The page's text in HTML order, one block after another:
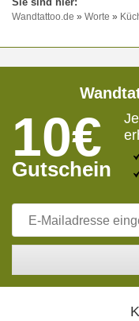
Wandtattoo.de » Worte »
10€
Gutschein